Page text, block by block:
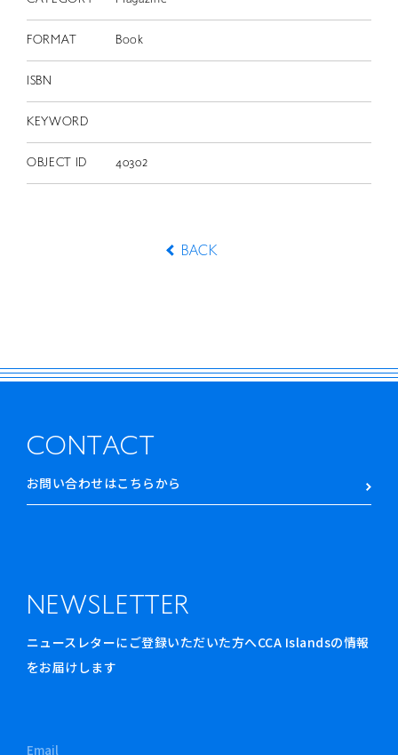
FORMAT Book
ISBN
KEYWORD
OBJECT ID 40302
BACK
CONTACT
お問い合わせはこちらから
NEWSLETTER
ニュースレターにご登録いただいた方へCCA Islandsの情報
をお届けします